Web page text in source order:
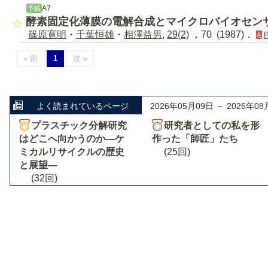
予稿 A7
酵素固定化薄膜の電解合成とマイクロバイオセン
篠原寛明 ・ 千葉恒雄 ・ 相澤益男, 29(2) ，70 (1987)．
« 前 1 次 »
よく読まれているページ 2026年05月09日 ～ 2026年08
プラスチック分解研究
はどこへ向かうのか―ケ
ミカルリサイクルの歴史
と展望―
(32回)
研究者としての私を形
作った「師匠」たち
(25回)